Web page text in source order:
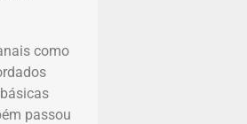
como
passou